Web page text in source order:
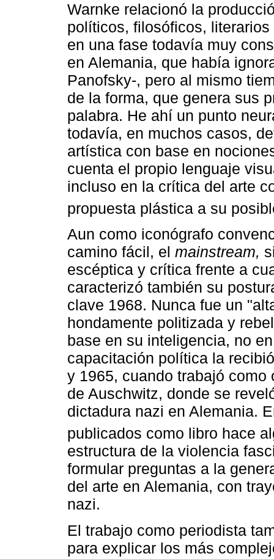
Warnke relacionó la
políticos, filosóficos,
en una fase todavía muy
en Alemania, que había
Panofsky-, pero al mismo
de la forma, que genera sus
palabra. He ahí un punto
todavía, en muchos casos,
artística con base en
cuenta el propio lenguaje
incluso en la crítica del arte
propuesta plástica a su
Aun como iconógrafo
camino fácil, el mainstream,
escéptica y crítica frente a
caracterizó también su
clave 1968. Nunca fue un
hondamente politizada y
base en su inteligencia, no
capacitación política la
y 1965, cuando trabajó
de Auschwitz, donde se
dictadura nazi en Alemania.
publicados como libro hace
estructura de la violencia
formular preguntas a la
del arte en Alemania, con
nazi.
El trabajo como periodista
para explicar los más